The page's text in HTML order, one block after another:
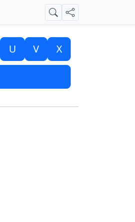
SucheTeilen
U V X